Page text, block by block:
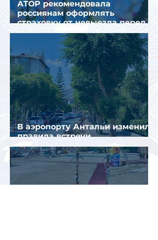
АТОР рекомендовала
россиянам оформлять
страховку от невыезда перед
поездкой в Грецию
В аэропорту Антальи изменили
правила встречи
организованных туристов